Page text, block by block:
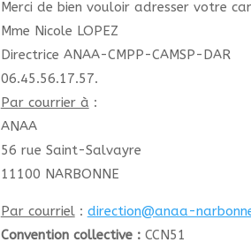
Merci de bien vouloir adresser votre
Mme Nicole LOPEZ
Directrice ANAA-CMPP-CAMSP-DAR
06.45.56.17.57.
Par courrier à :
ANAA
56 rue Saint-Salvayre
11100 NARBONNE
Par courriel: direction@anaa-
Convention collective : CCN51